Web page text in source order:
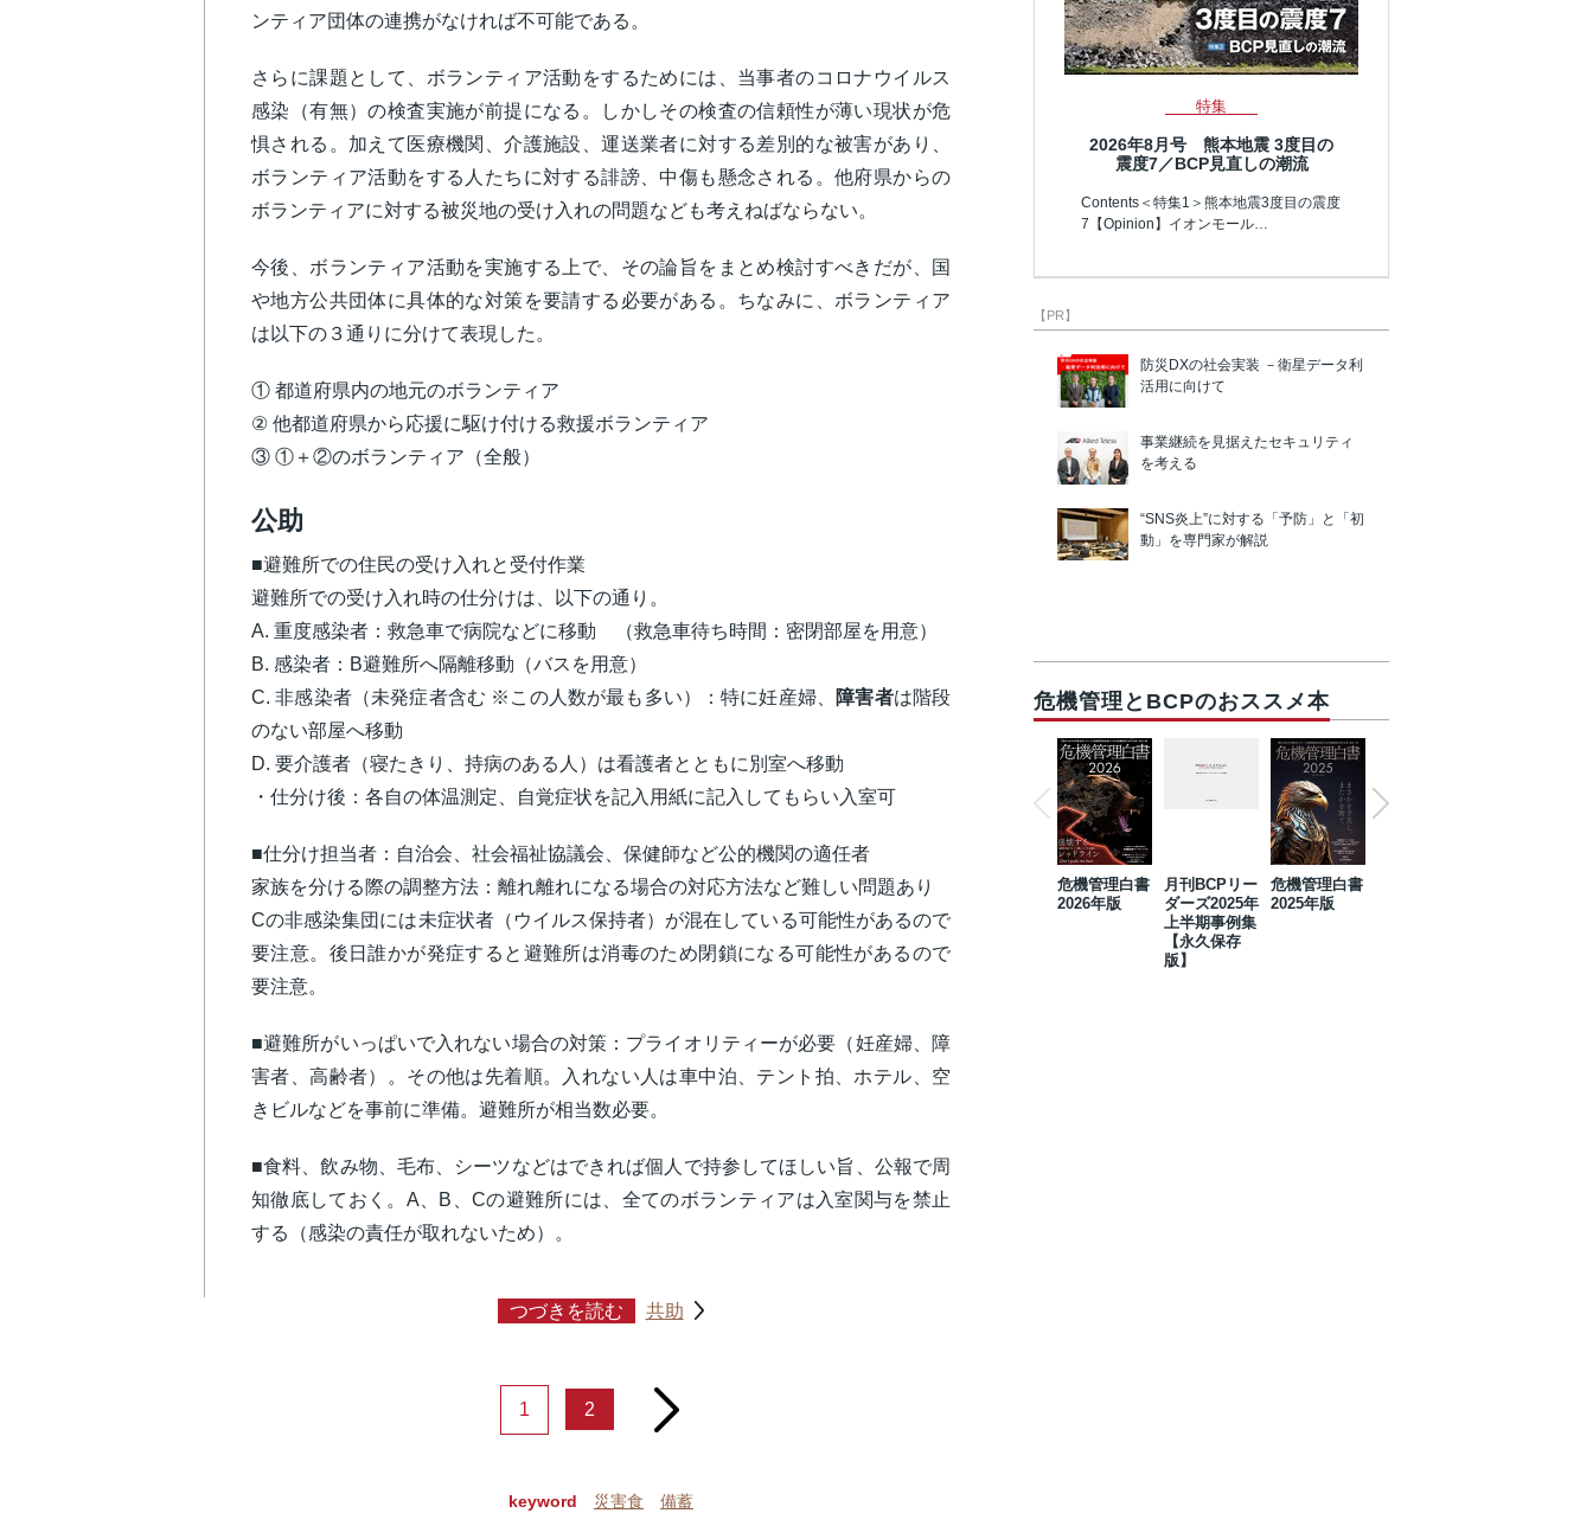
ンティア団体の連携がなければ不可能である。
さらに課題として、ボランティア活動をするためには、当事者のコロナウイルス
感染（有無）の検査実施が前提になる。しかしその検査の信頼性が薄い現状が危
惧される。加えて医療機関、介護施設、運送業者に対する差別的な被害があり、
ボランティア活動をする人たちに対する誹謗、中傷も懸念される。他府県からの
ボランティアに対する被災地の受け入れの問題なども考えねばならない。
今後、ボランティア活動を実施する上で、その論旨をまとめ検討すべきだが、国
や地方公共団体に具体的な対策を要請する必要がある。ちなみに、ボランティア
は以下の３通りに分けて表現した。
① 都道府県内の地元のボランティア
② 他都道府県から応援に駆け付ける救援ボランティア
③ ①＋②のボランティア（全般）
公助
■避難所での住民の受け入れと受付作業
避難所での受け入れ時の仕分けは、以下の通り。
A. 重度感染者：救急車で病院などに移動 （救急車待ち時間：密閉部屋を用意）
B. 感染者：B避難所へ隔離移動（バスを用意）
C. 非感染者（未発症者含む ※この人数が最も多い）：特に妊産婦、
障害者は階段
のない部屋へ移動
D. 要介護者（寝たきり、持病のある人）は看護者とともに別室へ移動
・仕分け後：各自の体温測定、自覚症状を記入用紙に記入してもらい入室可
■仕分け担当者：自治会、社会福祉協議会、保健師など公的機関の適任者
家族を分ける際の調整方法：離れ離れになる場合の対応方法など難しい問題あり
Cの非感染集団には未症状者（ウイルス保持者）が混在している可能性があるので
要注意。後日誰かが発症すると避難所は消毒のため閉鎖になる可能性があるので
要注意。
■避難所がいっぱいで入れない場合の対策：プライオリティーが必要（妊産婦、障
害者、高齢者）。その他は先着順。入れない人は車中泊、テント拍、ホテル、空
きビルなどを事前に準備。避難所が相当数必要。
■食料、飲み物、毛布、シーツなどはできれば個人で持参してほしい旨、公報で周
知徹底しておく。A、B、Cの避難所には、全てのボランティアは入室関与を禁止
する（感染の責任が取れないため）。
つづきを読む 共助
1 2 next
keyword 災害食 備蓄
特集
2026年8月号 熊本地震 3度目の
震度7／BCP見直しの潮流
Contents＜特集1＞熊本地震3度目の震度
7【Opinion】イオンモール…
【PR】
防災DXの社会実装 －衛星データ利
活用に向けて
事業継続を見据えたセキュリティ
を考える
“SNS炎上”に対する「予防」と「初
動」を専門家が解説
危機管理とBCPのおススメ本
危機管理白書
2026年版
月刊BCPリー
ダーズ2025年
上半期事例集
【永久保存
版】
危機管理白書
2025年版